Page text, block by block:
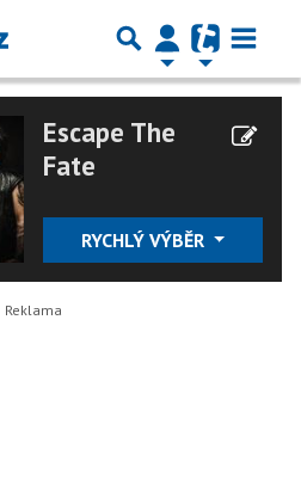
Escape The
Fate
RYCHLÝ VÝBĚR